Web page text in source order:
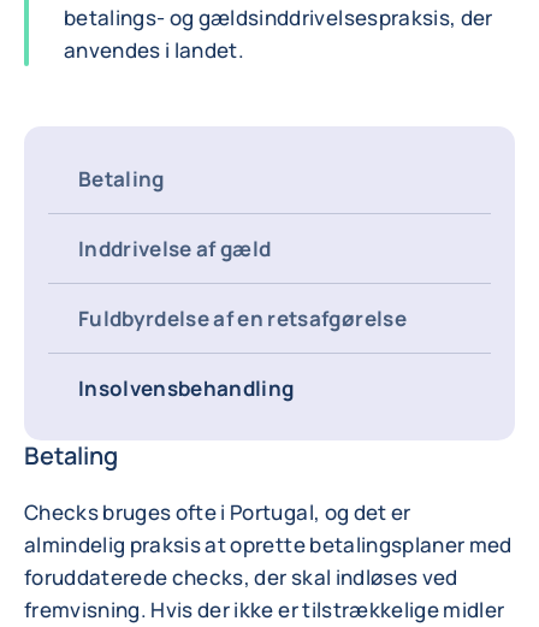
betalings- og gældsinddrivelsespraksis, der
anvendes i landet.
Betaling
Inddrivelse af gæld
Fuldbyrdelse af en retsafgørelse
Insolvensbehandling
Betaling
Checks bruges ofte i Portugal, og det er
almindelig praksis at oprette betalingsplaner med
foruddaterede checks, der skal indløses ved
fremvisning. Hvis der ikke er tilstrækkelige midler